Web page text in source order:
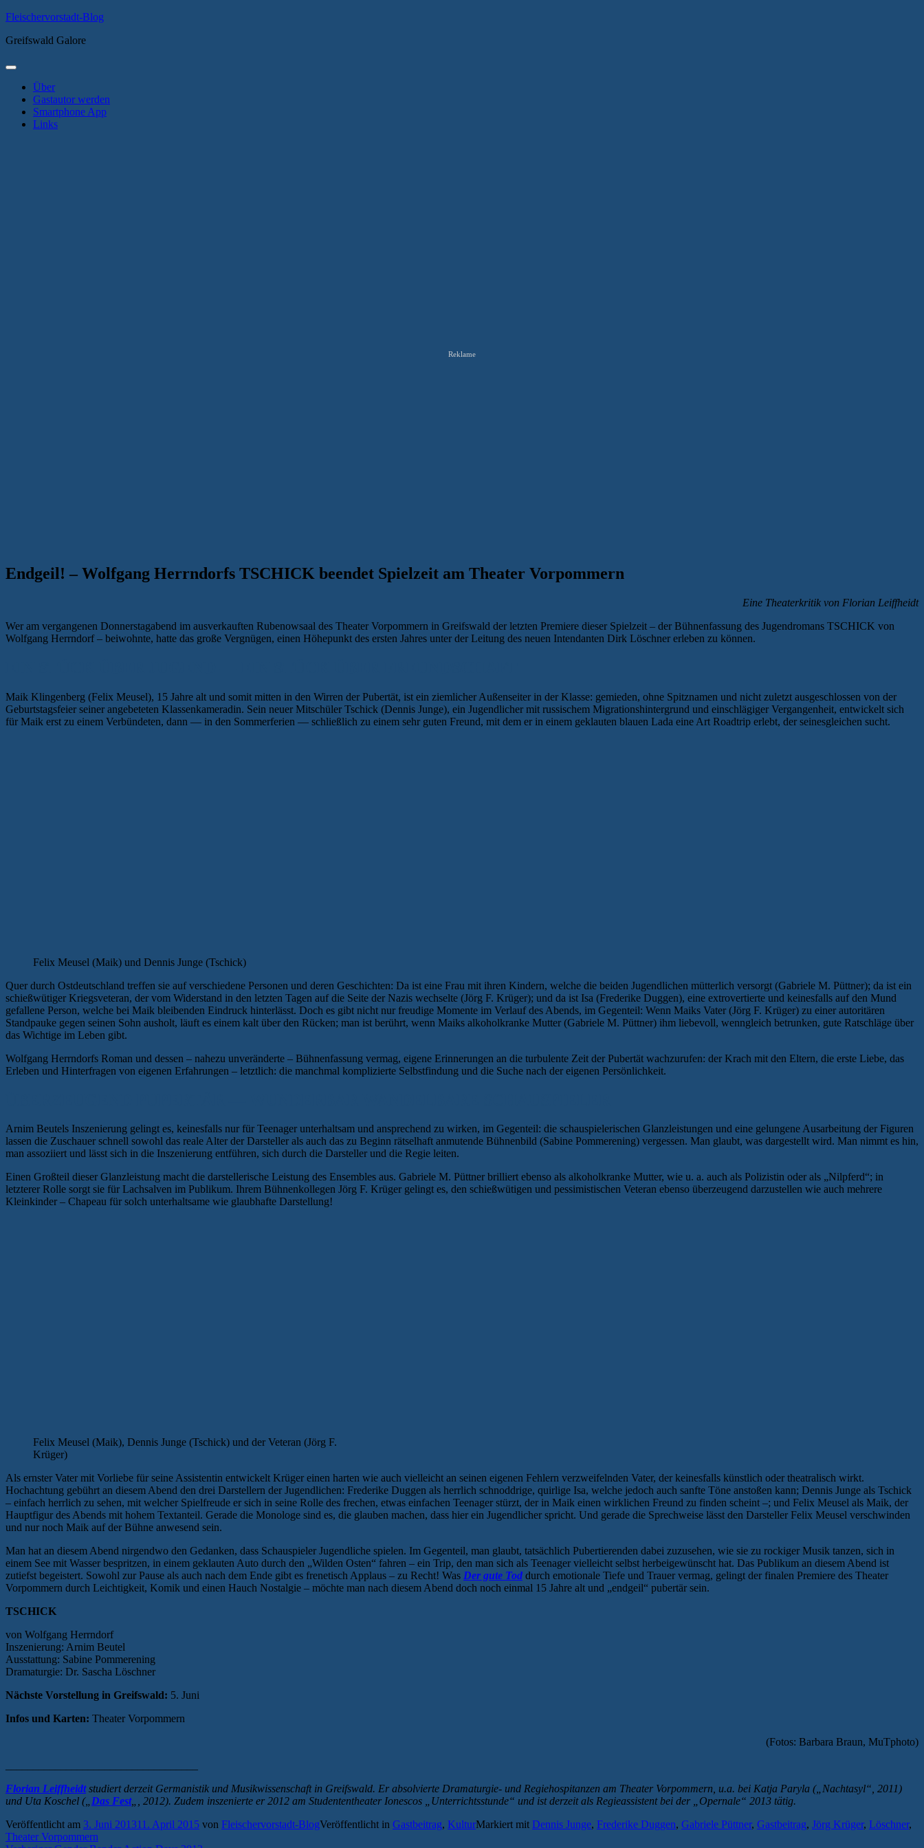
Zum
springen
Fleischervorstadt-Blog
Greifswald Galore
Primäres
Über
Gastautor werden
Smartphone App
Links
Reklame
Endgeil! – Wolfgang Herrndorfs TSCHICK beendet Spielzeit am Theater Vorpommern
Eine Theaterkritik von Florian Leiffheidt
Wer am vergangenen Donnerstagabend im ausverkauften Rubenowsaal des Theater Vorpommern in Greifswald der letzten Premiere dieser Spielzeit – der Bühnenfassung des Jugendromans TSCHICK von
Wolfgang Herrndorf – beiwohnte, hatte das große Vergnügen, einen Höhepunkt des ersten Jahres unter der Leitung des neuen Intendanten Dirk Löschner erleben zu können.
Maik Klingenberg (Felix Meusel), 15 Jahre alt und somit mitten in den Wirren der Pubertät, ist ein ziemlicher Außenseiter in der Klasse: gemieden, ohne Spitznamen und nicht zuletzt ausgeschlossen von der
Geburtstagsfeier seiner angebeteten Klassenkameradin. Sein neuer Mitschüler Tschick (Dennis Junge), ein Jugendlicher mit russischem Migrationshintergrund und einschlägiger Vergangenheit, entwickelt sich
für Maik erst zu einem Verbündeten, dann — in den Sommerferien — schließlich zu einem sehr guten Freund, mit dem er in einem geklauten blauen Lada eine Art Roadtrip erlebt, der seinesgleichen sucht.
Felix Meusel (Maik) und Dennis Junge (Tschick)
Quer durch Ostdeutschland treffen sie auf verschiedene Personen und deren Geschichten: Da ist eine Frau mit ihren Kindern, welche die beiden Jugendlichen mütterlich versorgt (Gabriele M. Püttner); da ist ein
schießwütiger Kriegsveteran, der vom Widerstand in den letzten Tagen auf die Seite der Nazis wechselte (Jörg F. Krüger); und da ist Isa (Frederike Duggen), eine extrovertierte und keinesfalls auf den Mund
gefallene Person, welche bei Maik bleibenden Eindruck hinterlässt. Doch es gibt nicht nur freudige Momente im Verlauf des Abends, im Gegenteil: Wenn Maiks Vater (Jörg F. Krüger) zu einer autoritären
Standpauke gegen seinen Sohn ausholt, läuft es einem kalt über den Rücken; man ist berührt, wenn Maiks alkoholkranke Mutter (Gabriele M. Püttner) ihm liebevoll, wenngleich betrunken, gute Ratschläge über
das Wichtige im Leben gibt.
Wolfgang Herrndorfs Roman und dessen – nahezu unveränderte – Bühnenfassung vermag, eigene Erinnerungen an die turbulente Zeit der Pubertät wachzurufen: der Krach mit den Eltern, die erste Liebe, das
Erleben und Hinterfragen von eigenen Erfahrungen – letztlich: die manchmal komplizierte Selbstfindung und die Suche nach der eigenen Persönlichkeit.
Arnim Beutels Inszenierung gelingt es, keinesfalls nur für Teenager unterhaltsam und ansprechend zu wirken, im Gegenteil: die schauspielerischen Glanzleistungen und eine gelungene Ausarbeitung der Figuren
lassen die Zuschauer schnell sowohl das reale Alter der Darsteller als auch das zu Beginn rätselhaft anmutende Bühnenbild (Sabine Pommerening) vergessen. Man glaubt, was dargestellt wird. Man nimmt es hin,
man assoziiert und lässt sich in die Inszenierung entführen, sich durch die Darsteller und die Regie leiten.
Einen Großteil dieser Glanzleistung macht die darstellerische Leistung des Ensembles aus. Gabriele M. Püttner brilliert ebenso als alkoholkranke Mutter, wie u. a. auch als Polizistin oder als „Nilpferd“; in
letzterer Rolle sorgt sie für Lachsalven im Publikum. Ihrem Bühnenkollegen Jörg F. Krüger gelingt es, den schießwütigen und pessimistischen Veteran ebenso überzeugend darzustellen wie auch mehrere
Kleinkinder – Chapeau für solch unterhaltsame wie glaubhafte Darstellung!
Felix Meusel (Maik), Dennis Junge (Tschick) und der Veteran (Jörg F.
Krüger)
Als ernster Vater mit Vorliebe für seine Assistentin entwickelt Krüger einen harten wie auch vielleicht an seinen eigenen Fehlern verzweifelnden Vater, der keinesfalls künstlich oder theatralisch wirkt.
Hochachtung gebührt an diesem Abend den drei Darstellern der Jugendlichen: Frederike Duggen als herrlich schnoddrige, quirlige Isa, welche jedoch auch sanfte Töne anstoßen kann; Dennis Junge als Tschick
– einfach herrlich zu sehen, mit welcher Spielfreude er sich in seine Rolle des frechen, etwas einfachen Teenager stürzt, der in Maik einen wirklichen Freund zu finden scheint –; und Felix Meusel als Maik, der
Hauptfigur des Abends mit hohem Textanteil. Gerade die Monologe sind es, die glauben machen, dass hier ein Jugendlicher spricht. Und gerade die Sprechweise lässt den Darsteller Felix Meusel verschwinden
und nur noch Maik auf der Bühne anwesend sein.
Man hat an diesem Abend nirgendwo den Gedanken, dass Schauspieler Jugendliche spielen. Im Gegenteil, man glaubt, tatsächlich Pubertierenden dabei zuzusehen, wie sie zu rockiger Musik tanzen, sich in
einem See mit Wasser bespritzen, in einem geklauten Auto durch den „Wilden Osten“ fahren – ein Trip, den man sich als Teenager vielleicht selbst herbeigewünscht hat. Das Publikum an diesem Abend ist
zutiefst begeistert. Sowohl zur Pause als auch nach dem Ende gibt es frenetisch Applaus – zu Recht! Was Der gute Tod durch emotionale Tiefe und Trauer vermag, gelingt der finalen Premiere des Theater
Vorpommern durch Leichtigkeit, Komik und einen Hauch Nostalgie – möchte man nach diesem Abend doch noch einmal 15 Jahre alt und „endgeil“ pubertär sein.
TSCHICK
von Wolfgang Herrndorf
Inszenierung: Arnim Beutel
Ausstattung: Sabine Pommerening
Dramaturgie: Dr. Sascha Löschner
Nächste Vorstellung in Greifswald: 5. Juni
Infos und Karten: Theater Vorpommern
(Fotos: Barbara Braun, MuTphoto)
Florian Leiffheidtstudiert derzeit Germanistik und Musikwissenschaft in Greifswald. Er absolvierte Dramaturgie- und Regiehospitanzen am Theater Vorpommern, u.a. bei Katja Paryla („Nachtasyl“, 2011)
und Uta Koschel („Das Fest„, 2012). Zudem inszenierte er 2012 am Studententheater Ionescos „ Unterrichtsstunde“ und ist derzeit als Regieassistent bei der „Opernale“ 2013 tätig.
Veröffentlicht am 3. Juni 201311. April 2015 von Fleischervorstadt-BlogVeröffentlicht in Gastbeitrag, KulturMarkiert mit Dennis Junge, Frederike Duggen, Gabriele Püttner, Gastbeitrag, Jörg Krüger, Löschner,
Theater Vorpommern